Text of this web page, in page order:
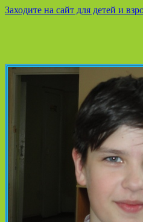
Заходите на сайт для детей и